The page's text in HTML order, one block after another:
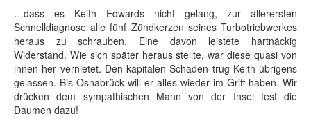
…dass es Keith Edwards nicht gelang, zur allerersten
Schnelldiagnose alle fünf Zündkerzen seines Turbotriebwerkes
heraus zu schrauben. Eine davon leistete hartnäckig
Widerstand. Wie sich später heraus stellte, war diese quasi von
innen her vernietet. Den kapitalen Schaden trug Keith übrigens
gelassen. Bis Osnabrück will er alles wieder im Griff haben. Wir
drücken dem sympathischen Mann von der Insel fest die
Daumen dazu!